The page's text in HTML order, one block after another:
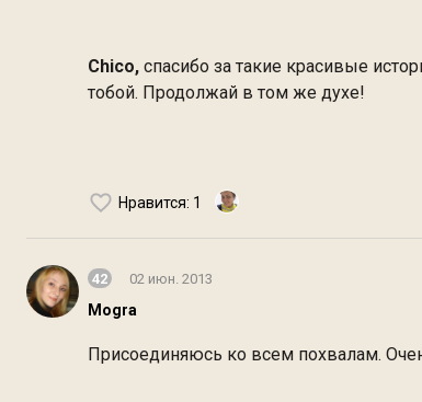
Chico, спасибо за такие красивые
тобой. Продолжай в том же духе!
Нравится: 1
42 02 июн. 2013
Mogra
Присоединяюсь ко всем похвалам.